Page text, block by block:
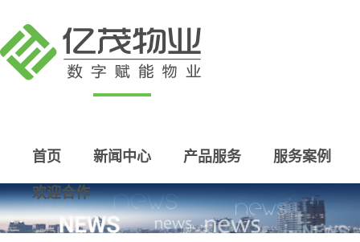
首页 新闻中心 产品服务 服务案例
欢迎合作